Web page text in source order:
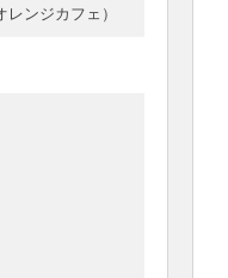
ンジカフェ）